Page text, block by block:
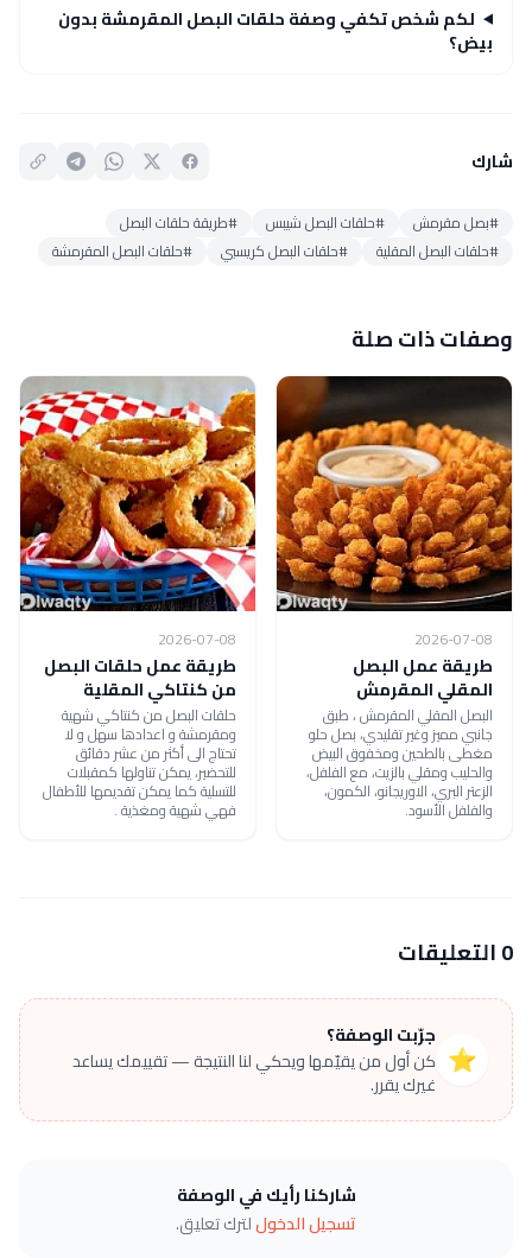
لكم شخص تكفي وصفة حلقات البصل المقرمشة بدون
بيض؟
شارك
#بصل مقرمش #حلقات البصل شيبس
#طريقة حلقات البصل
#حلقات البصل المقلية
#حلقات البصل كريسبي #حلقات البصل المقرمشة
وصفات ذات صلة
2026-07-08
طريقة عمل البصل
المقلي المقرمش
البصل المقلي المقرمش ، طبق
جانبي مميز وغير تقليدي، بصل حلو
مغطى بالطحين ومخفوق البيض
والحليب ومقلي بالزيت، مع الفلفل،
الزعتر البري، الاوريجانو، الكمون،
والفلفل الأسود.
2026-07-08
طريقة عمل حلقات البصل
من كنتاكي المقلية
حلقات البصل من كنتاكي شهية
ومقرمشة و اعدادها سهل و لا
تحتاج الى أكثر من عشر دقائق
للتحضير، يمكن تناولها كمقبلات
للتسلية كما يمكن تقديمها للأطفال
فهي شهية ومغذية .
0 التعليقات
⭐
جرّبت الوصفة؟
كن أول من يقيّمها ويحكي لنا النتيجة — تقييمك يساعد
غيرك يقرر.
شاركنا رأيك في الوصفة
تسجيل الدخوللترك تعليق.